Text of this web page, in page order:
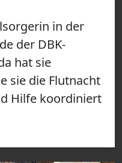
in der
der DBK-
hat sie
sie die Flutnacht
Hilfe koordiniert